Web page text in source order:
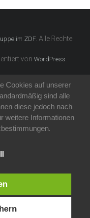
im ZDF. Alle Rechte
vonWordPress
Cookies auf unserer
sind alle
diese jedoch nach
weitere Informationen